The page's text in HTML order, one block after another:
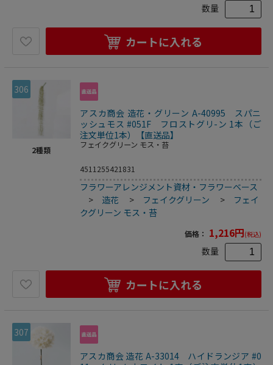
数量
カートに入れる
306
2種類
アスカ商会 造花・グリーン A-40995 スパニ
ッシュモス #051F フロストグリ-ン 1本（ご
注文単位1本）【直送品】
フェイクグリーン モス・苔
4511255421831
フラワーアレンジメント資材・フラワーベース
> 造花 > フェイクグリーン > フェイ
クグリーン モス・苔
価格： 1,216円(税込)
数量
カートに入れる
307
アスカ商会 造花 A-33014 ハイドランジア #0